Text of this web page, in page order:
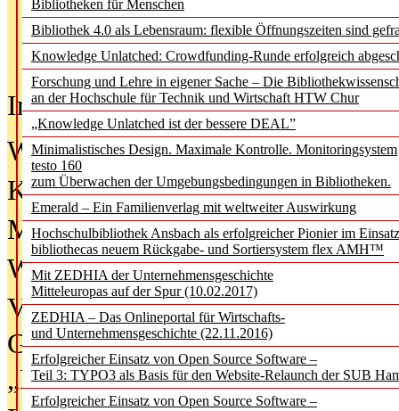
Bibliotheken für Menschen
Bibliothek 4.0 als Lebensraum: flexible Öffnungszeiten sind
Knowledge Unlatched: Crowdfunding-Runde erfolgreich
Forschung und Lehre in eigener Sache – Die
an der Hochschule für Technik und Wirtschaft HTW Chur
„Knowledge Unlatched ist der bessere DEAL”
Minimalistisches Design. Maximale Kontrolle. Monitoringsystem
testo 160
zum Überwachen der Umgebungsbedingungen in Bibliotheken.
Emerald – Ein Familienverlag mit weltweiter Auswirkung
Hochschulbibliothek Ansbach als erfolgreicher Pionier im
bibliothecas neuem Rückgabe- und Sortiersystem flex AMH™
Mit ZEDHIA der Unternehmensgeschichte
Mitteleuropas auf der Spur (10.02.2017)
ZEDHIA – Das Onlineportal für Wirtschafts-
und Unternehmensgeschichte (22.11.2016)
Erfolgreicher Einsatz von Open Source Software –
Teil 3: TYPO3 als Basis für den Website-Relaunch der SUB
Erfolgreicher Einsatz von Open Source Software –
In der Ausgabe06/2026(August
Was Hochschul­bibliotheken von
Kinder in der digitalen Welt
Metadaten als Infrastruktur
Wenn Bots katalogisieren
Von Abschlusskleidern bis
Geisterjagd-Ausrüstung in der
„Library of Things“ unterwegs